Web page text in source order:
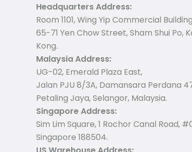
Headquarters Address:
Room 1101, Wing Yip Commercial
65-71 Yen Chow Street, Sham Shui Po,
Kong.
Malaysia Address:
UG-02, Emerald Plaza East,
Jalan PJU 8/3A, Damansara Perdana
Petaling Jaya, Selangor, Malaysia.
Singapore Address:
Sim Lim Square, 1 Rochor Canal Road,
Singapore 188504.